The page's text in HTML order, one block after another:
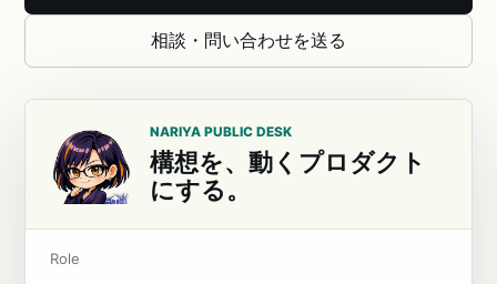
相談・問い合わせを送る
NARIYA PUBLIC DESK
構想を、動くプロダクト
にする。
Role